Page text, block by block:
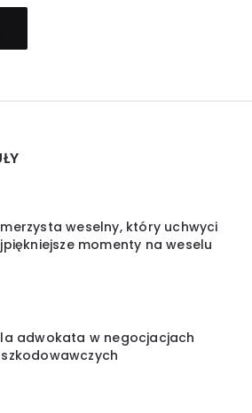
weselny, który uchwyci
momenty na weselu
adwokata w negocjacjach